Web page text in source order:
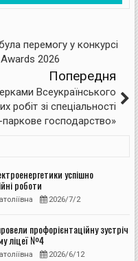
перемогу у конкурсі
2026
Попередня
Всеукраїнського
робіт зі спеціальності
господарство»
успішно
роботи
2026/7/2
профорієнтаційну зустріч
ліцеї №4
2026/6/12